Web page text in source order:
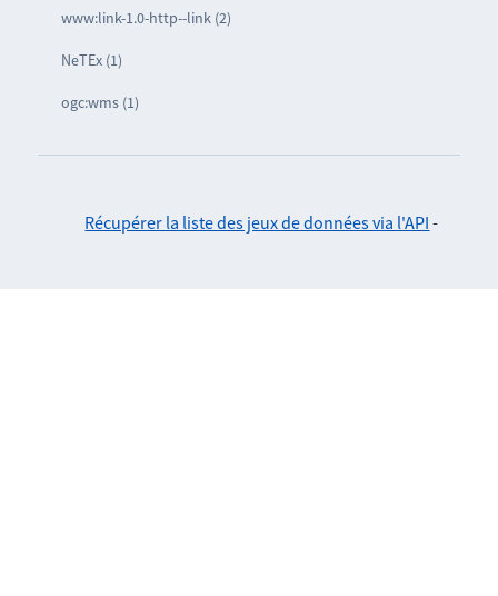
www:link-1.0-http--link (2)
NeTEx (1)
ogc:wms (1)
Récupérer la liste des jeux de données via l'API -